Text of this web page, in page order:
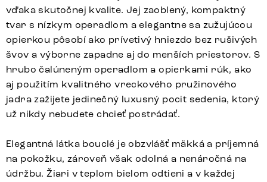
vďaka skutočnej kvalite. Jej zaoblený, kompaktný
tvar s nízkym operadlom a elegantne sa zužujúcou
opierkou pôsobí ako prívetivý hniezdo bez rušivých
švov a výborne zapadne aj do menších priestorov. S
hrubo čalúneným operadlom a opierkami rúk, ako
aj použitím kvalitného vreckového pružinového
jadra zažijete jedinečný luxusný pocit sedenia, ktorý
už nikdy nebudete chcieť postrádať.
Elegantná látka bouclé je obzvlášť mäkká a príjemná
na pokožku, zároveň však odolná a nenáročná na
údržbu. Žiari v teplom bielom odtieni a v každej